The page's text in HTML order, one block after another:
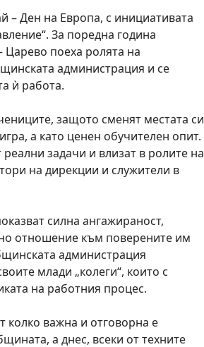
Ден на Европа, с инициативата
За поредна година
Царево поеха ролята на
администрация и се
ѝ работа.
защото сменят местата си
а като ценен обучителен опит.
задачи и влизат в ролите на
на дирекции и служители в
силна ангажираност,
отношение към поверените им
администрация
млади „колеги“, които с
на работния процес.
важна и отговорна е
а днес, всеки от техните